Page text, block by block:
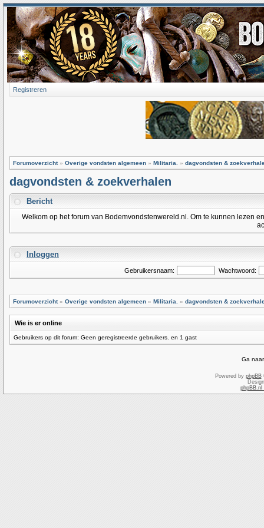
Registreren
Forumoverzicht» Overige vondsten algemeen » Militaria. » dagvondsten &
dagvondsten & zoekverhalen
Bericht
Welkom op het forum van Bodemvondstenwereld.nl. Om te kunnen lezen
Inloggen
Gebruikersnaam: Wachtwoord:
Forumoverzicht» Overige vondsten algemeen » Militaria. » dagvondsten &
Wie is er online
Gebruikers op dit forum: Geen geregistreerde gebruikers. en 1 gast
Ga
Powered by phpBB
phpBB.nl